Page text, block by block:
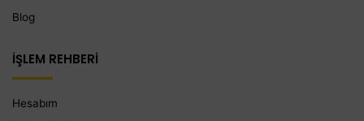
Blog
İŞLEM REHBERİ
Hesabım